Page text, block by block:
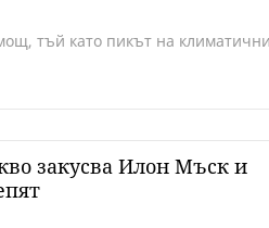
тъй като пикът на
закусва Илон Мъск и